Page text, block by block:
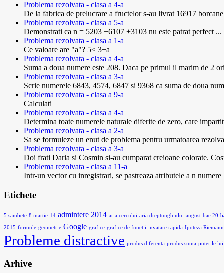
Problema rezolvata - clasa a 4-a
De la fabrica de prelucrare a fructelor s-au livrat 16917
Problema rezolvata - clasa a 5-a
Demonstrati ca n = 5203 +6107 +3103 nu este patrat perfect ...
Problema rezolvata - clasa a 1-a
Ce valoare are "a"? 5< 3+a
Problema rezolvata - clasa a 4-a
Suma a doua numere este 208. Daca pe primul il marim de 2
Problema rezolvata - clasa a 3-a
Scrie numerele 6843, 4574, 6847 si 9368 ca suma de doua
Problema rezolvata - clasa a 9-a
Calculati
Problema rezolvata - clasa a 4-a
Determina toate numerele naturale diferite de zero, care
Problema rezolvata - clasa a 2-a
Sa se formuleze un enut de problema pentru urmatoarea
Problema rezolvata - clasa a 3-a
Doi frati Daria si Cosmin si-au cumparat creioane colorate.
Problema rezolvata - clasa a 11-a
Intr-un vector cu inregistrari, se pastreaza atributele a n
Etichete
5 sambete 8 martie 14 admintere 2014 aria cercului aria dreptunghiului august bac 20
2015 formule geometrie Google grafice grafice de functii invatare rapida Ipoteza Riemann
Probleme distractive produs diferenta produs suma puterile lui
Arhive